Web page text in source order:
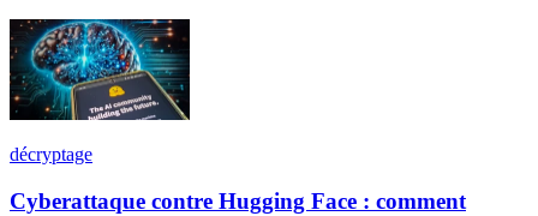
décryptage
Cyberattaque contre Hugging Face : comment